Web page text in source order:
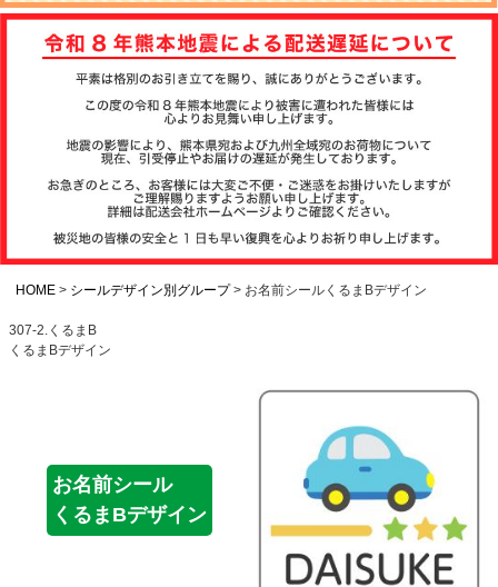
その
他
注文履歴
て
よくある質問
商品ガイド
HOME シールデザイン別グループ お名前シールくるまBデザイン
307-2.くるまB
くるまBデザイン
お名前シール
くるまBデザイン